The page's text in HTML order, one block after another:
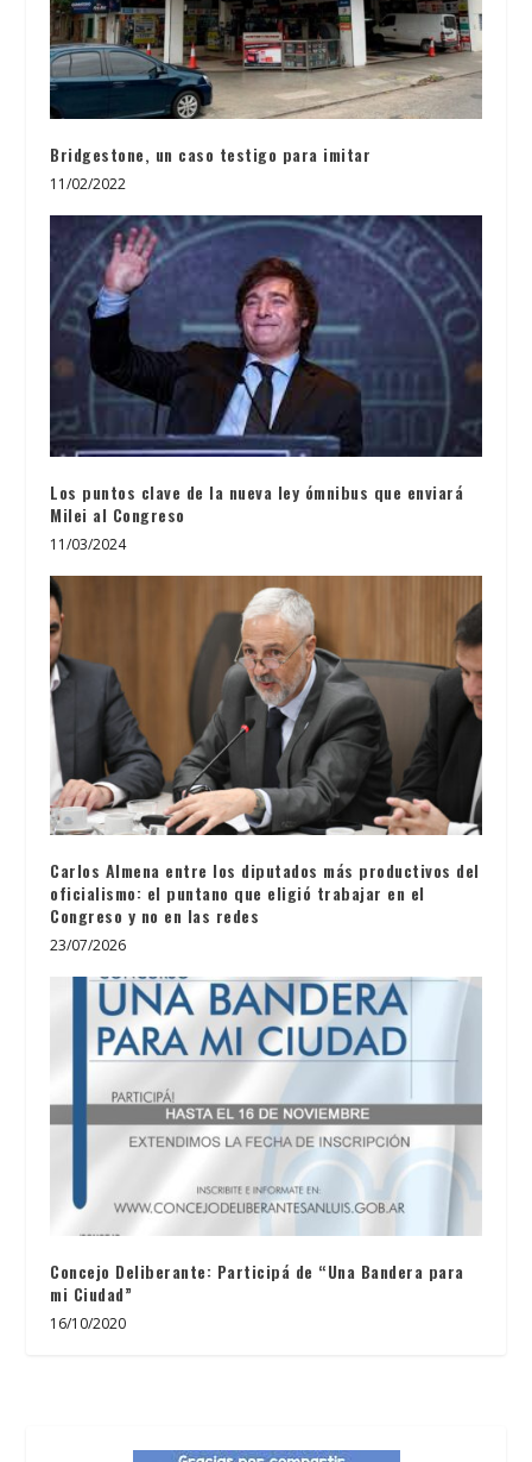
Bridgestone, un caso testigo para imitar
11/02/2022
Los puntos clave de la nueva ley ómnibus que enviará
Milei al Congreso
11/03/2024
Carlos Almena entre los diputados más productivos del
oficialismo: el puntano que eligió trabajar en el
Congreso y no en las redes
23/07/2026
Concejo Deliberante: Participá de “Una Bandera para
mi Ciudad”
16/10/2020